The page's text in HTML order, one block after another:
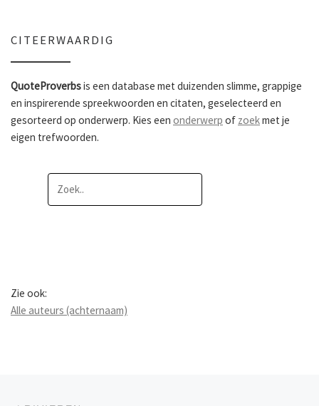
CITEERWAARDIG
QuoteProverbsis een database met duizenden slimme, grappige
en inspirerende spreekwoorden en citaten, geselecteerd en
gesorteerd op onderwerp. Kies een onderwerp of zoekmet je
eigen trefwoorden.
Zie ook:
Alle auteurs (achternaam)